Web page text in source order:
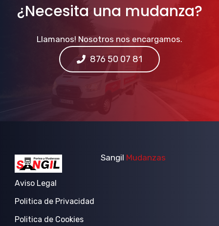
¿Necesita una mudanza?
Llamanos! Nosotros nos encargamos.
876 50 07 81
Sangil Mudanzas
Aviso Legal
Politica de Privacidad
Politica de Cookies